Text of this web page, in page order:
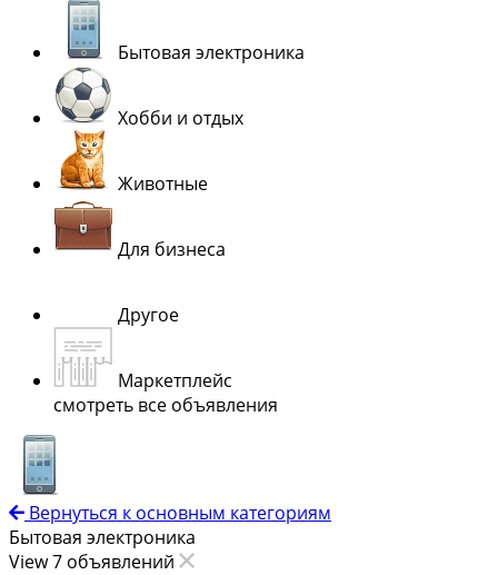
Бытовая электроника
Хобби и отдых
Животные
Для бизнеса
Другое
Маркетплейс
смотреть все объявления
Вернуться к основным категориям
Бытовая электроника
View 7 объявлений